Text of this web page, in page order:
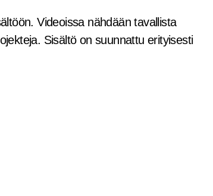
Videoissa nähdään tavallista
Sisältö on suunnattu erityisesti